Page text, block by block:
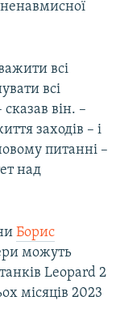
всі
всі
він. –
заходів – і
питанні –
над
Борис
можуть
Leopard 2
місяців 2023